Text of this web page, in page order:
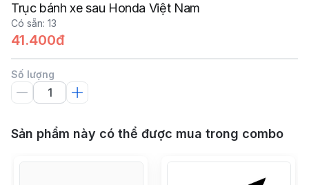
Trục bánh xe sau Honda Việt Nam
Có sẵn: 13
41.400đ
Số lượng
Sản phẩm này có thể được mua trong combo